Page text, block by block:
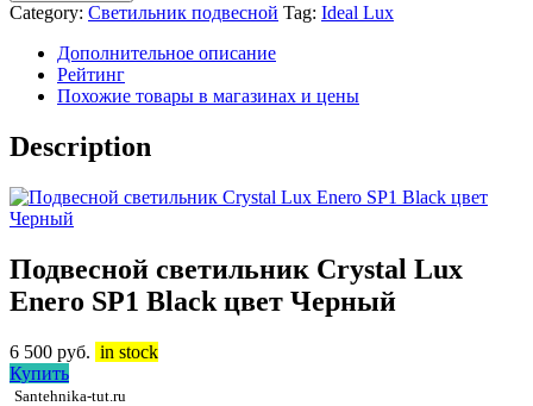
Category: Светильник подвесной Tag: Ideal Lux
Дополнительное описание
Рейтинг
Похожие товары в магазинах и цены
Description
Подвесной светильник Crystal Lux
Enero SP1 Black цвет Черный
6 500 руб. in stock
Купить
Santehnika-tut.ru